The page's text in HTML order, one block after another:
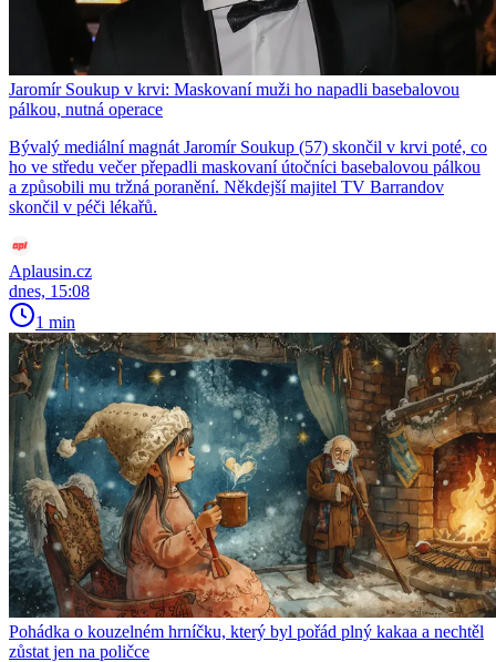
Jaromír Soukup v krvi: Maskovaní muži ho napadli basebalovou
pálkou, nutná operace
Bývalý mediální magnát Jaromír Soukup (57) skončil v krvi poté, co
ho ve středu večer přepadli maskovaní útočníci basebalovou pálkou
a způsobili mu tržná poranění. Někdejší majitel TV Barrandov
skončil v péči lékařů.
Aplausin.cz
dnes, 15:08
1 min
Pohádka o kouzelném hrníčku, který byl pořád plný kakaa a nechtěl
zůstat jen na poličce